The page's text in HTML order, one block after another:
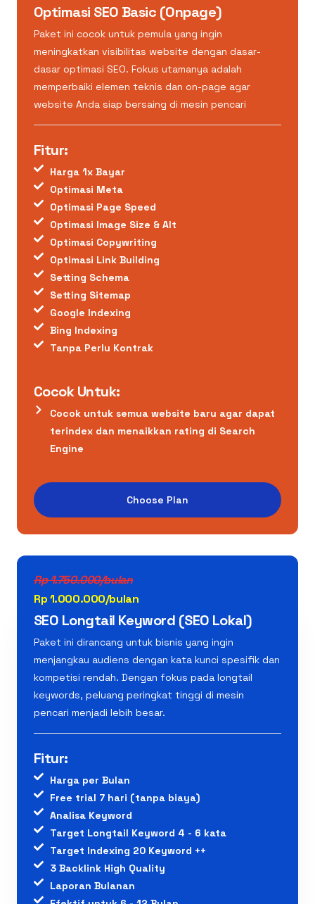
Optimasi SEO Basic (Onpage)
Paket ini cocok untuk pemula yang ingin
meningkatkan visibilitas website dengan dasar-
dasar optimasi SEO. Fokus utamanya adalah
memperbaiki elemen teknis dan on-page agar
website Anda siap bersaing di mesin pencari
Fitur:
Harga 1x Bayar
Optimasi Meta
Optimasi Page Speed
Optimasi Image Size & Alt
Optimasi Copywriting
Optimasi Link Building
Setting Schema
Setting Sitemap
Google Indexing
Bing Indexing
Tanpa Perlu Kontrak
Cocok Untuk:
Cocok untuk semua website baru agar dapat
terindex dan menaikkan rating di Search
Engine
Choose Plan
Rp 1.750.000/bulan
Rp 1.000.000/bulan
SEO Longtail Keyword (SEO Lokal)
Paket ini dirancang untuk bisnis yang ingin
menjangkau audiens dengan kata kunci spesifik dan
kompetisi rendah. Dengan fokus pada longtail
keywords, peluang peringkat tinggi di mesin
pencari menjadi lebih besar.
Fitur:
Harga per Bulan
Free trial 7 hari (tanpa biaya)
Analisa Keyword
Target Longtail Keyword 4 - 6 kata
Target Indexing 20 Keyword ++
3 Backlink High Quality
Laporan Bulanan